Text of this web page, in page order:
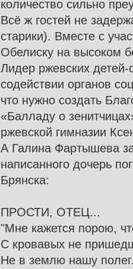
количество сильно
Всё ж гостей не
старики). Вместе с
Обелиску на высоком
Лидер ржевских
содействии органов
что нужно создать
«Балладу о
ржевской гимназии
А Галина Фартышева
написанного дочерь
Брянска:
ПРОСТИ, ОТЕЦ...
"Мне кажется порою,
С кровавых не
Не в землю нашу